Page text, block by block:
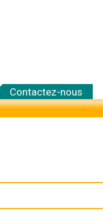
Contactez-nous